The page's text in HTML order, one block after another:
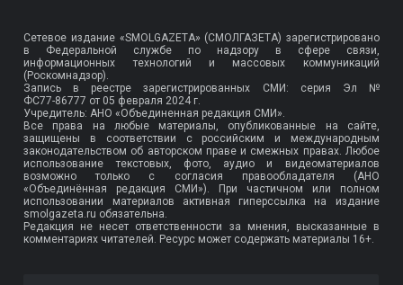
Сетевое издание «SMOLGAZETA» (СМОЛГАЗЕТА) зарегистрировано
в Федеральной службе по надзору в сфере связи,
информационных технологий и массовых коммуникаций
(Роскомнадзор).
Запись в реестре зарегистрированных СМИ: серия Эл №
ФС77-86777 от 05 февраля 2024 г.
Учредитель: АНО «Объединенная редакция СМИ».
Все права на любые материалы, опубликованные на сайте,
защищены в соответствии с российским и международным
законодательством об авторском праве и смежных правах. Любое
использование текстовых, фото, аудио и видеоматериалов
возможно только с согласия правообладателя (АНО
«Объединённая редакция СМИ»). При частичном или полном
использовании материалов активная гиперссылка на издание
smolgazeta.ru обязательна.
Редакция не несет ответственности за мнения, высказанные в
комментариях читателей. Ресурс может содержать материалы 16+.